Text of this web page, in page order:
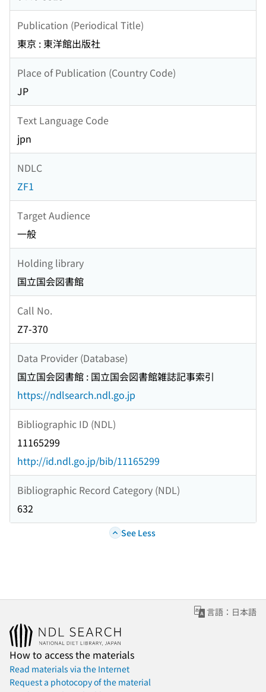
Publication (Periodical Title)
東京 : 東洋館出版社
Place of Publication (Country Code)
JP
Text Language Code
jpn
NDLC
ZF1
Target Audience
一般
Holding library
国立国会図書館
Call No.
Z7-370
Data Provider (Database)
国立国会図書館 : 国立国会図書館雑誌記事索引
https://ndlsearch.ndl.go.jp
Bibliographic ID (NDL)
11165299
http://id.ndl.go.jp/bib/11165299
Bibliographic Record Category (NDL)
632
See Less
言語：日本語
How to access the materials
Read materials via the Internet
Request a photocopy of the material